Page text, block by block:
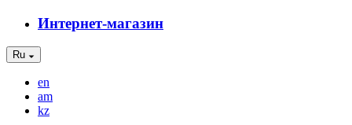
Интернет-магазин
Ru
en
am
kz